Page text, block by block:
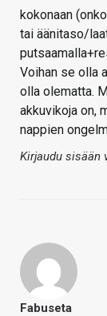
kokonaan
tai äänitaso/
Voihan se olla
olla olematta.
akkuvikoja on,
nappien
Kirjaudu sisään
Fabuseta